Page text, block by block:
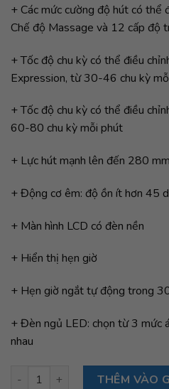
+ Các mức cường độ hút có thể
Chế độ Massage và 12 cấp độ
+ Tốc độ chu kỳ có thể điều
Expression, từ 30-46 chu kỳ
+ Tốc độ chu kỳ có thể điều
60-80 chu kỳ mỗi phút
+ Lực hút mạnh lên đến 280
+ Động cơ êm: độ ồn ít hơn 45
+ Màn hình LCD có đèn nền
+ Hiển thị hẹn giờ
+ Hẹn giờ ngắt tự động trong
+ Đèn ngủ LED: chọn từ 3 mức
nhau
Máy hút sữa chuẩn bệnh viện
THÊM VÀO